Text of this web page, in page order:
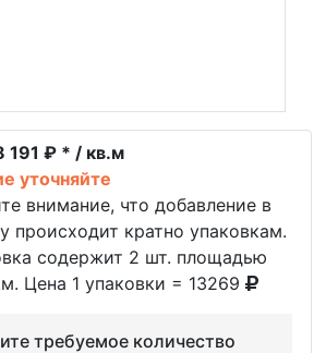
191 ₽ * / кв.м
уточняйте
внимание, что добавление в
происходит кратно упаковкам.
содержит 2 шт. площадью
Цена 1 упаковки = 13269
требуемое количество